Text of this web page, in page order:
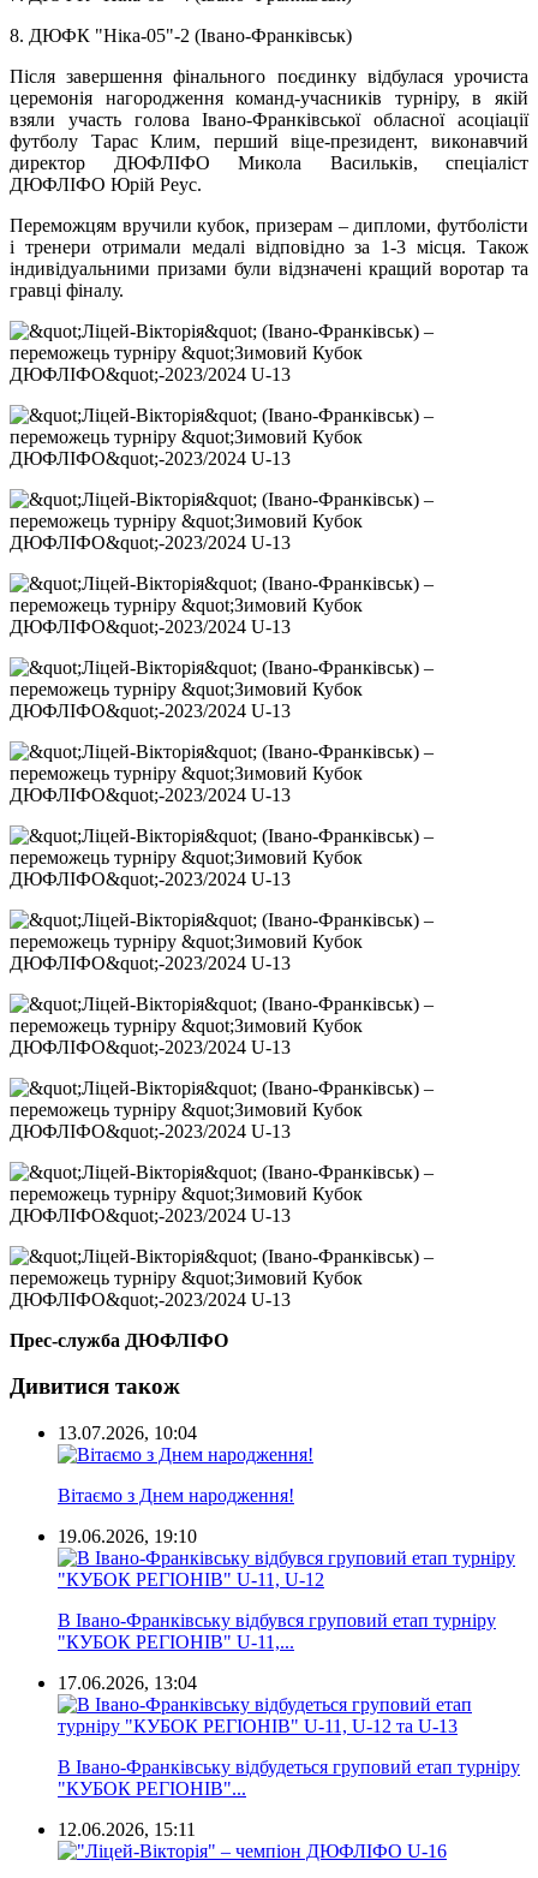
8. ДЮФК "Ніка-05"-2 (Івано-Франківськ)
Після завершення фінального поєдинку відбулася урочиста
церемонія нагородження команд-учасників турніру, в якій
взяли участь голова Івано-Франківської обласної асоціації
футболу Тарас Клим, перший віце-президент, виконавчий
директор ДЮФЛІФО Микола Васильків, спеціаліст
ДЮФЛІФО Юрій Реус.
Переможцям вручили кубок, призерам – дипломи, футболісти
і тренери отримали медалі відповідно за 1-3 місця. Також
індивідуальними призами були відзначені кращий воротар та
гравці фіналу.
Прес-служба ДЮФЛІФО
Дивитися також
13.07.2026, 10:04
Вітаємо з Днем народження!
19.06.2026, 19:10
В Івано-Франківську відбувся груповий етап турніру
"КУБОК РЕГІОНІВ" U-11,...
17.06.2026, 13:04
В Івано-Франківську відбудеться груповий етап турніру
"КУБОК РЕГІОНІВ"...
12.06.2026, 15:11